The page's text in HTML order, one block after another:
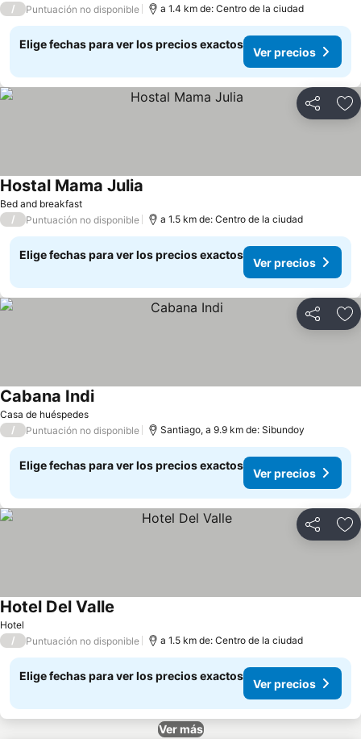
/ Puntuación no disponible a 1.4 km de: Centro de la ciudad
Elige fechas para ver los precios exactos
Ver precios
Compartir
Bed and breakfast
Hostal Mama Julia
/ Puntuación no disponible a 1.5 km de: Centro de la ciudad
Elige fechas para ver los precios exactos
Ver precios
Compartir
Casa de huéspedes
Cabana IndiVer precios
/ Puntuación no disponible Santiago, a 9.9 km de: Sibundoy
Elige fechas para ver los precios exactos
Ver precios
Compartir
Hotel
Hotel Del Valle
/ Puntuación no disponible a 1.5 km de: Centro de la ciudad
Elige fechas para ver los precios exactos
Ver precios
Ver más